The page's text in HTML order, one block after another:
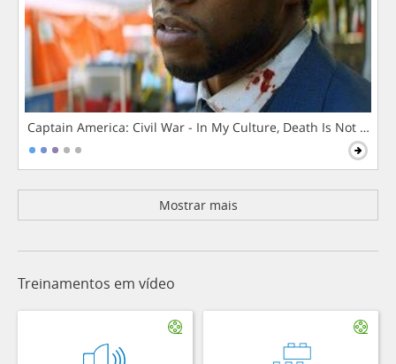
Captain America: Civil War - In My Culture, Death Is Not The
Mostrar mais
Treinamentos em vídeo